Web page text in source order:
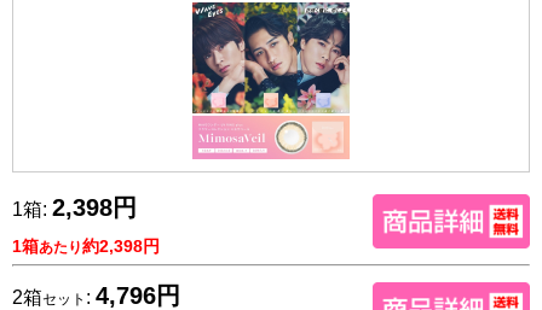
1箱: 2,398円
1箱あたり約2,398円
2箱セット : 4,796円